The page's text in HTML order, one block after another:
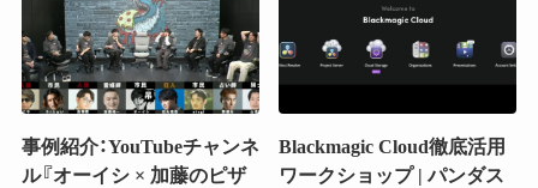
事例紹介：YouTubeチャンネ
ル『オーイシ × 加藤のピザ
Blackmagic Cloud徹底活用
ワークショップ | パンダス